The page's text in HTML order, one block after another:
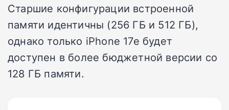
Старшие конфигурации встроенной
памяти идентичны (256 ГБ и 512 ГБ),
однако только iPhone 17e будет
доступен в более бюджетной версии со
128 ГБ памяти.